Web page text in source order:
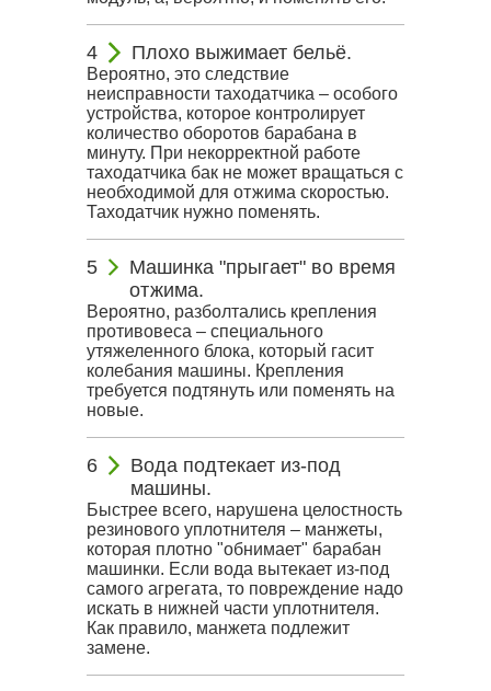
Плохо выжимает бельё.
Вероятно, это следствие
неисправности таходатчика – особого
устройства, которое контролирует
количество оборотов барабана в
минуту. При некорректной работе
таходатчика бак не может вращаться с
необходимой для отжима скоростью.
Таходатчик нужно поменять.
Машинка "прыгает" во время
отжима.
Вероятно, разболтались крепления
противовеса – специального
утяжеленного блока, который гасит
колебания машины. Крепления
требуется подтянуть или поменять на
новые.
Вода подтекает из-под
машины.
Быстрее всего, нарушена целостность
резинового уплотнителя – манжеты,
которая плотно "обнимает" барабан
машинки. Если вода вытекает из-под
самого агрегата, то повреждение надо
искать в нижней части уплотнителя.
Как правило, манжета подлежит
замене.